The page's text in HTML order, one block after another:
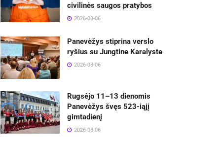
civilinės saugos pratybos
2026-08-06
Panevėžys stiprina verslo
ryšius su Jungtine Karalyste
2026-08-06
Rugsėjo 11–13 dienomis
Panevėžys švęs 523-iąjį
gimtadienį
2026-08-06